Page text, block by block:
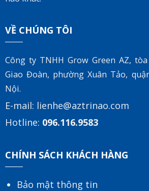
VỀ CHÚNG TÔI
Công ty TNHH Grow Green AZ, tòa
Giao Đoàn, phường Xuân Tảo,
Nội.
E-mail: lienhe@aztrinao.com
Hotline: 096.116.9583
CHÍNH SÁCH KHÁCH HÀNG
Bảo mật thông tin